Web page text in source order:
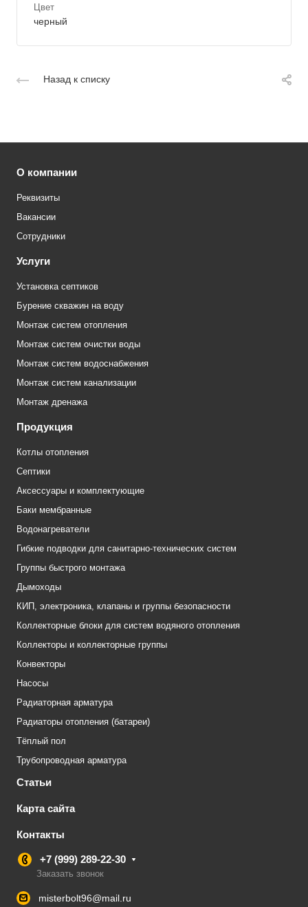
Цвет
черный
Назад к списку
О компании
Реквизиты
Вакансии
Сотрудники
Услуги
Установка септиков
Бурение скважин на воду
Монтаж систем отопления
Монтаж систем очистки воды
Монтаж систем водоснабжения
Монтаж систем канализации
Монтаж дренажа
Продукция
Котлы отопления
Септики
Аксессуары и комплектующие
Баки мембранные
Водонагреватели
Гибкие подводки для санитарно-технических систем
Группы быстрого монтажа
Дымоходы
КИП, электроника, клапаны и группы безопасности
Коллекторные блоки для систем водяного отопления
Коллекторы и коллекторные группы
Конвекторы
Насосы
Радиаторная арматура
Радиаторы отопления (батареи)
Тёплый пол
Трубопроводная арматура
Статьи
Карта сайта
Контакты
+7 (999) 289-22-30
Заказать звонок
misterbolt96@mail.ru